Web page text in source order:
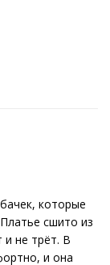
которые
сшито из
и не трёт. В
и она